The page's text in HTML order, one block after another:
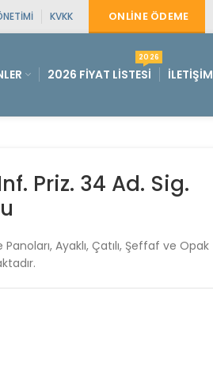
KVKK ONLINE ÖDEME
2026 FIYAT LISTESI
2026
İLETIŞIM
Priz. 34 Ad. Sig.
Ayaklı, Çatılı, Şeffaf ve Opak